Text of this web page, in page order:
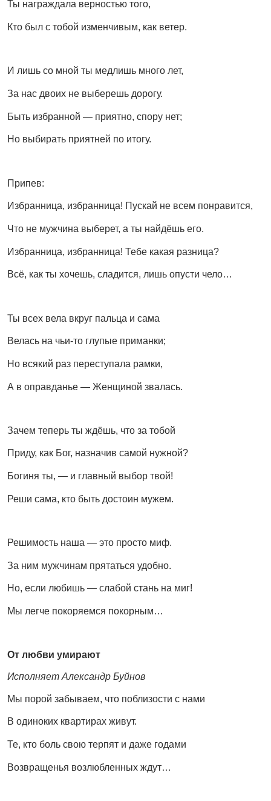
Ты награждала верностью того,
Кто был с тобой изменчивым, как ветер.
И лишь со мной ты медлишь много лет,
За нас двоих не выберешь дорогу.
Быть избранной — приятно, спору нет;
Но выбирать приятней по итогу.
Припев:
Избранница, избранница! Пускай не всем понравится,
Что не мужчина выберет, а ты найдёшь его.
Избранница, избранница! Тебе какая разница?
Всё, как ты хочешь, сладится, лишь опусти чело…
Ты всех вела вкруг пальца и сама
Велась на чьи-то глупые приманки;
Но всякий раз переступала рамки,
А в оправданье — Женщиной звалась.
Зачем теперь ты ждёшь, что за тобой
Приду, как Бог, назначив самой нужной?
Богиня ты, — и главный выбор твой!
Реши сама, кто быть достоин мужем.
Решимость наша — это просто миф.
За ним мужчинам прятаться удобно.
Но, если любишь — слабой стань на миг!
Мы легче покоряемся покорным…
От любви умирают
Исполняет Александр Буйнов
Мы порой забываем, что поблизости с нами
В одиноких квартирах живут.
Те, кто боль свою терпят и даже годами
Возвращенья возлюбленных ждут…